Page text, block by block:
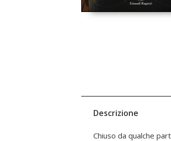
Descrizione
Chiuso da qualche
userà i denti e le